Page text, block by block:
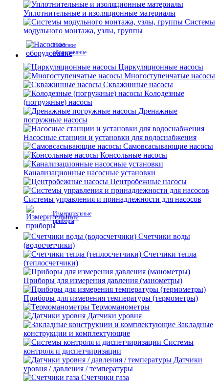
Уплотнительные и изоляционные материалы
Системы
модульного монтажа, узлы, группы
Насосное
оборудование
Циркуляционные насосы
Многоступенчатые насосы
Скважинные насосы
Колодезные
(погружные) насосы
Дренажные
погружные насосы
Насосные станции и установки для водоснабжения
Самовсасывающие насосы
Консольные насосы
Канализационные насосные установки
Центробежные насосы
Системы управления и принадлежности для насосов
Измерительные
приборы
Счетчики воды
(водосчетчики)
Счетчики тепла
(теплосчетчики)
Приборы для измерения давления (манометры)
Приборы для измерения температуры (термометры)
Термоманометры
Датчики уровня
Закладные
конструкции и комплектующие
Системы
контроля и диспетчиризации
Датчики
уровня / давления / температуры
Счетчики газа